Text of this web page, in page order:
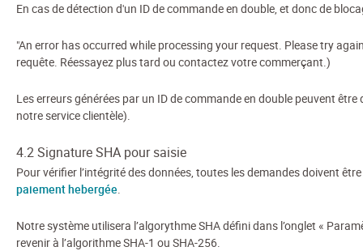
En cas de détection d'un ID de commande en double, et donc de
"An error has occurred while processing your request. Please try
requête. Réessayez plus tard ou contactez votre commerçant.)
Les erreurs générées par un ID de commande en double peuvent
notre service clientèle).
4.2 Signature SHA pour saisie
Pour vérifier l’intégrité des données, toutes les demandes doivent
paiement hebergée.
Notre système utilisera l’algorythme SHA défini dans l’onglet «
revenir à l’algorithme SHA-1 ou SHA-256.